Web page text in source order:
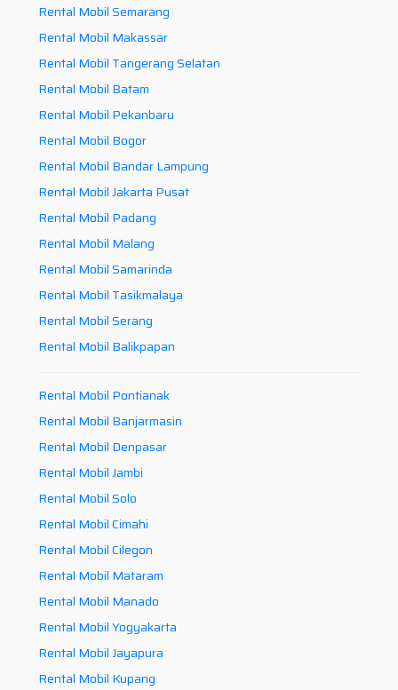
Rental Mobil Semarang
Rental Mobil Makassar
Rental Mobil Tangerang Selatan
Rental Mobil Batam
Rental Mobil Pekanbaru
Rental Mobil Bogor
Rental Mobil Bandar Lampung
Rental Mobil Jakarta Pusat
Rental Mobil Padang
Rental Mobil Malang
Rental Mobil Samarinda
Rental Mobil Tasikmalaya
Rental Mobil Serang
Rental Mobil Balikpapan
Rental Mobil Pontianak
Rental Mobil Banjarmasin
Rental Mobil Denpasar
Rental Mobil Jambi
Rental Mobil Solo
Rental Mobil Cimahi
Rental Mobil Cilegon
Rental Mobil Mataram
Rental Mobil Manado
Rental Mobil Yogyakarta
Rental Mobil Jayapura
Rental Mobil Kupang